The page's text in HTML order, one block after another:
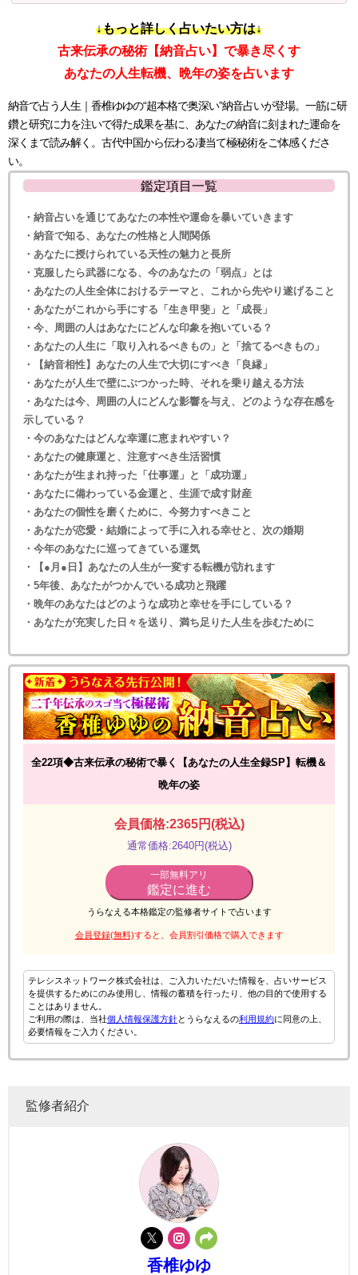
↓もっと詳しく占いたい方は↓
古来伝承の秘術【納音占い】で暴き尽くす
あなたの人生転機、晩年の姿を占います
納音で占う人生｜香椎ゆゆの“超本格で奥深い”納音占いが登場。一筋に研
鑽と研究に力を注いで得た成果を基に、あなたの納音に刻まれた運命を
深くまで読み解く。古代中国から伝わる凄当て極秘術をご体感くださ
い。
鑑定項目一覧
・納音占いを通じてあなたの本性や運命を暴いていきます
・納音で知る、あなたの性格と人間関係
・あなたに授けられている天性の魅力と長所
・克服したら武器になる、今のあなたの「弱点」とは
・あなたの人生全体におけるテーマと、これから先やり遂げること
・あなたがこれから手にする「生き甲斐」と「成長」
・今、周囲の人はあなたにどんな印象を抱いている？
・あなたの人生に「取り入れるべきもの」と「捨てるべきもの」
・【納音相性】あなたの人生で大切にすべき「良縁」
・あなたが人生で壁にぶつかった時、それを乗り越える方法
・あなたは今、周囲の人にどんな影響を与え、どのような存在感を
示している？
・今のあなたはどんな幸運に恵まれやすい？
・あなたの健康運と、注意すべき生活習慣
・あなたが生まれ持った「仕事運」と「成功運」
・あなたに備わっている金運と、生涯で成す財産
・あなたの個性を磨くために、今努力すべきこと
・あなたが恋愛・結婚によって手に入れる幸せと、次の婚期
・今年のあなたに巡ってきている運気
・【●月●日】あなたの人生が一変する転機が訪れます
・5年後、あなたがつかんでいる成功と飛躍
・晩年のあなたはどのような成功と幸せを手にしている？
・あなたが充実した日々を送り、満ち足りた人生を歩むために
全22項◆古来伝承の秘術で暴く【あなたの人生全録SP】転機＆
晩年の姿
会員価格:2365円(税込)
通常価格:2640円(税込)
一部無料アリ
鑑定に進む
うらなえる本格鑑定の監修者サイトで占います
会員登録(無料)すると、会員割引価格で購入できます
テレシスネットワーク株式会社は、ご入力いただいた情報を、占いサービス
を提供するためにのみ使用し、情報の蓄積を行ったり、他の目的で使用する
ことはありません。
ご利用の際は、当社個人情報保護方針とうらなえるの利用規約に同意の上、
必要情報をご入力ください。
監修者紹介
香椎ゆゆ